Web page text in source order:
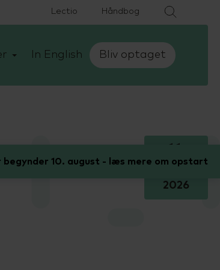
Lectio Håndbog
In English Bliv optaget
11.
maj
2026
10. august - læs mere om opstart